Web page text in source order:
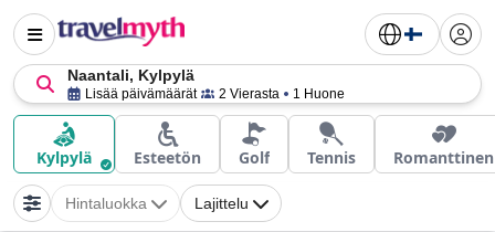
Naantali, Kylpylä
Lisää päivämäärät 2 Vierasta 1 Huone
Kylpylä Esteetön Golf Tennis Romanttinen
Hintaluokka Lajittelu